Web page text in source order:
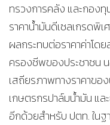
ทรวงการคลัง และกอง
ราคาน้ำมันดีเซลเกรดพิ
ผลกระทบต่อราคาค่าโด
ครองชีพของประชาชน
เสถียรภาพทางราคาขอ
เกษตรกรปาล์มน้ำมัน แล
อีกด้วยสำหรับ ปตท. ใน